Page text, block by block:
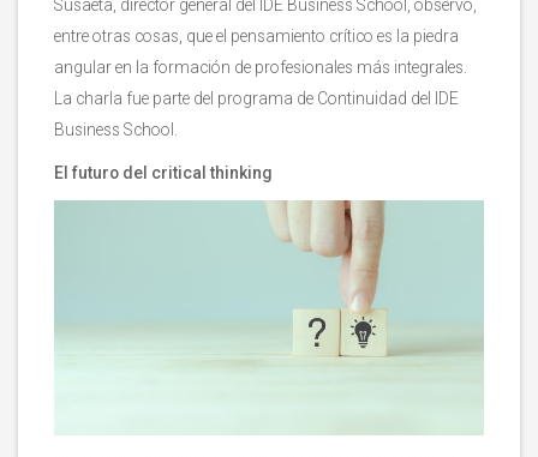
Susaeta, director general del IDE Business School, observó,
entre otras cosas, que el pensamiento crítico es la piedra
angular en la formación de profesionales más integrales.
La charla fue parte del programa de Continuidad del IDE
Business School.
El futuro del critical thinking